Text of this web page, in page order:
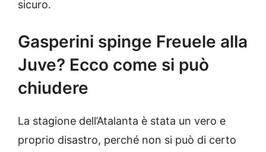
sicuro.
Gasperini spinge Freuele alla
Juve? Ecco come si può
chiudere
La stagione dell’Atalanta è stata un vero e
proprio disastro, perché non si può di certo